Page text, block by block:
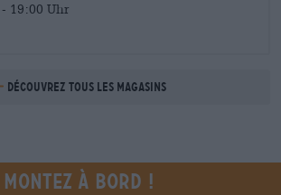
19:00 Uhr
Découvrez tous les magasins
Montez à bord !